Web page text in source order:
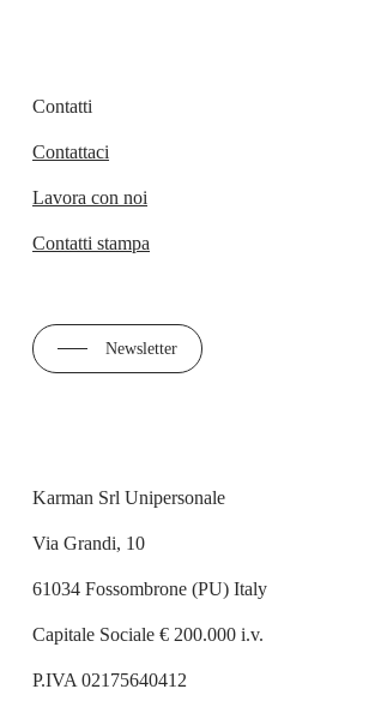
Contatti
Contattaci
Lavora con noi
Contatti stampa
Newsletter
Karman Srl Unipersonale
Via Grandi, 10
61034 Fossombrone (PU) Italy
Capitale Sociale € 200.000 i.v.
P.IVA 02175640412